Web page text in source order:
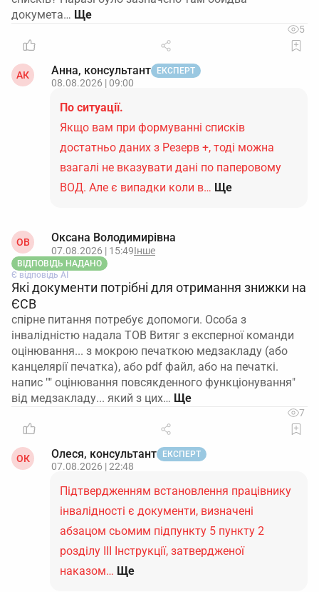
докумета…
5
АК Анна, консультант ЕКСПЕРТ
08.08.2026 | 09:00
По ситуації.
Якщо вам при формуванні списків
достатньо даних з Резерв +, тоді можна
взагалі не вказувати дані по паперовому
ВОД. Але є випадки коли в… Ще
ОВ Оксана Володимирівна
07.08.2026 | 15:49Інше
ВІДПОВІДЬ НАДАНО
Є відповідь АІ
Які документи потрібні для отримання знижки на
ЄСВ
спірне питання потребує допомоги. Особа з
інвалідністю надала ТОВ Витяг з експерної команди
оцінювання... з мокрою печаткою медзакладу (або
канцелярії печатка), або pdf файл, або на печаткі.
напис "" оцінювання повсякденного функціонування"
від медзакладу... який з цих…
7
ОК Олеся, консультант ЕКСПЕРТ
07.08.2026 | 22:48
Підтвердженням встановлення працівнику
інвалідності є документи, визначені
абзацом сьомим підпункту 5 пункту 2
розділу ІІІ Інструкції, затвердженої
наказом… Ще